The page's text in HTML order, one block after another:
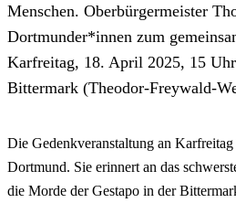
Menschen. Oberbürgermeister
Dortmunder*innen zum
Karfreitag, 18. April 2025, 15
Bittermark (Theodor-Freywald-
Die Gedenkveranstaltung an
Dortmund. Sie erinnert an das
die Morde der Gestapo in der